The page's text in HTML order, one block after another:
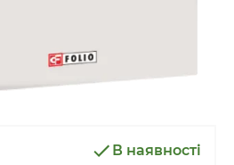
В наявності